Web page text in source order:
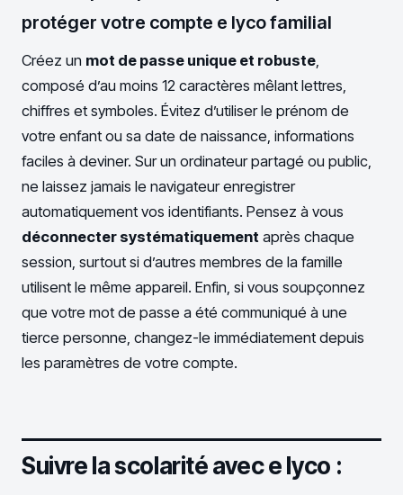
protéger votre compte e lyco familial
Créez un mot de passe unique et robuste
composé d’au moins 12 caractères mêlant lettres,
chiffres et symboles. Évitez d’utiliser le prénom de
votre enfant ou sa date de naissance, informations
faciles à deviner. Sur un ordinateur partagé ou public,
ne laissez jamais le navigateur enregistrer
automatiquement vos identifiants. Pensez à vous
déconnecter systématiquement après chaque
session, surtout si d’autres membres de la famille
utilisent le même appareil. Enfin, si vous soupçonnez
que votre mot de passe a été communiqué à une
tierce personne, changez-le immédiatement depuis
les paramètres de votre compte.
Suivre la scolarité avec e lyco :